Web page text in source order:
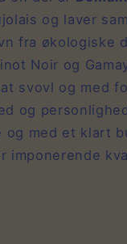
og laver
fra økologiske
Noir og
svovl og med
og
og med et klart
imponerende